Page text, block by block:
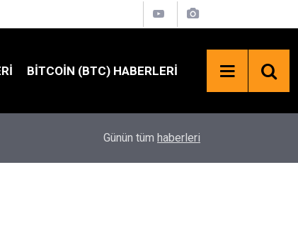
BITCOIN (BTC) HABERLERI
Solana'da Kritik Oylama: Yeni Teklif SOL
Günün tüm haberleri